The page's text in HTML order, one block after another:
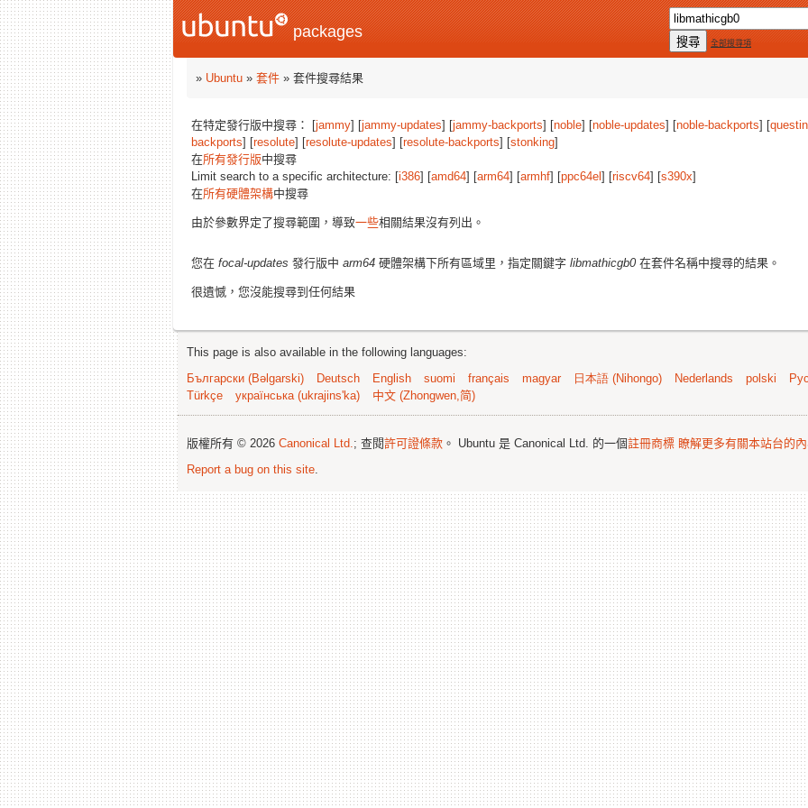
packages
全部搜尋項
» Ubuntu » 套件 » 套件搜尋結果
在特定發行版中搜尋： [jammy] [jammy-updates] [jammy-backports] [noble] [noble-updates] [noble-backports] [
backports] [resolute] [resolute-updates] [resolute-backports] [stonking]
在所有發行版中搜尋
Limit search to a specific architecture: [i386] [amd64] [arm64] [armhf] [ppc64el ] [riscv64] [s390x]
在所有硬體架構中搜尋
由於參數界定了搜尋範圍，導致一些相關結果沒有列出。
您在 focal-updates 發行版中 arm64 硬體架構下所有區域里，指定關鍵字 libmathicgb0 在套件名稱中搜尋的結果。
很遺憾，您沒能搜尋到任何結果
This page is also available in the following languages:
Български (Bəlgarski)
Deutsch English suomi français magyar 日本語 (Nihongo) Nederlands polski
Türkçe
українська (ukrajins'ka) 中文 (Zhongwen,简)
版權所有 © 2026 Canonical Ltd.; 查閱許可證條款 。 Ubuntu 是 Canonical Ltd. 的一個註冊商標 瞭解更多有關本站台的
Report a bug on this site.